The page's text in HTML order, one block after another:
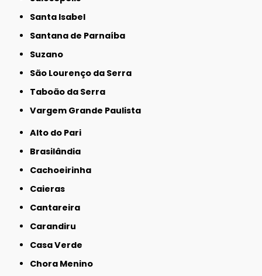
Santa Isabel
Santana de Parnaíba
Suzano
São Lourenço da Serra
Taboão da Serra
Vargem Grande Paulista
Alto do Pari
Brasilândia
Cachoeirinha
Caieras
Cantareira
Carandiru
Casa Verde
Chora Menino